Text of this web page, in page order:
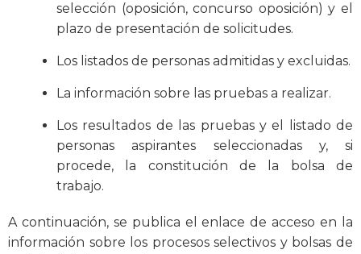
selección (oposición, concurso oposición) y el
plazo de presentación de solicitudes.
Los listados de personas admitidas y excluidas.
La información sobre las pruebas a realizar.
Los resultados de las pruebas y el listado de
personas aspirantes seleccionadas y, si
procede, la constitución de la bolsa de
trabajo.
A continuación, se publica el enlace de acceso en la
información sobre los procesos selectivos y bolsas de